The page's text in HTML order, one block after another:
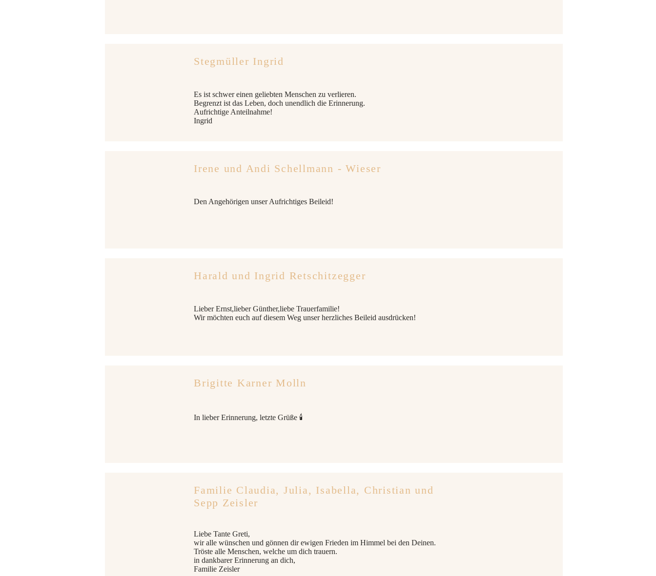
Stegmüller Ingrid
Es ist schwer einen geliebten Menschen zu verlieren.
Begrenzt ist das Leben, doch unendlich die Erinnerung.
Aufrichtige Anteilnahme!
Ingrid
Irene und Andi Schellmann - Wieser
Den Angehörigen unser Aufrichtiges Beileid!
Harald und Ingrid Retschitzegger
Lieber Ernst,lieber Günther,liebe Trauerfamilie!
Wir möchten euch auf diesem Weg unser herzliches Beileid ausdrücken!
Brigitte Karner Molln
In lieber Erinnerung, letzte Grüße 🕯
Familie Claudia, Julia, Isabella, Christian und
Sepp Zeisler
Liebe Tante Greti,
wir alle wünschen und gönnen dir ewigen Frieden im Himmel bei den Deinen.
Tröste alle Menschen, welche um dich trauern.
in dankbarer Erinnerung an dich,
Familie Zeisler